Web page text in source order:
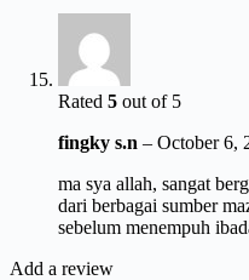
Rated 5 out of 5
fingky s.n – October 6,
ma sya allah, sangat
dari berbagai sumber
sebelum menempuh
Add a review